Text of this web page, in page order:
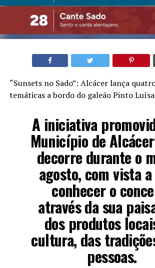
“Sunsets no Sado”: Alcácer lança
temáticas a bordo do galeão Pinto Luísa
A iniciativa
Município de
decorre durante o
agosto, com vista
conhecer o
através da sua
dos produtos
cultura, das
pessoas.